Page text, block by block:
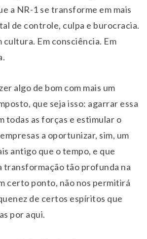
a NR-1 se transforme em mais
de controle, culpa e burocracia.
cultura. Em consciência. Em
algo de bom com mais um
que seja isso: agarrar essa
todas as forças e estimular o
a oportunizar, sim, um
antigo que o tempo, e que
transformação tão profunda na
certo ponto, não nos permitirá
de certos espíritos que
por aqui.